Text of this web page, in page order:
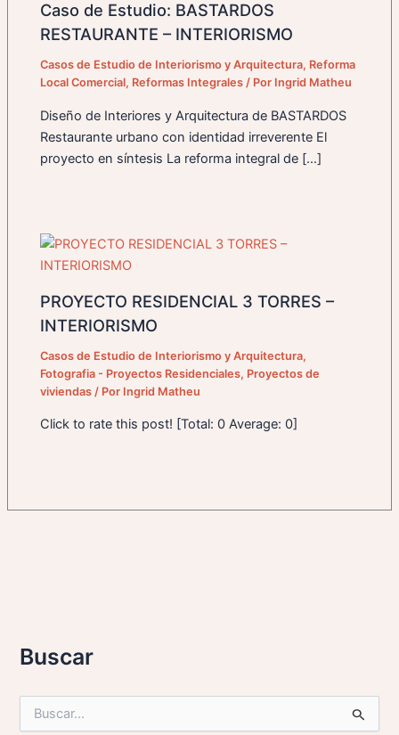
Caso de Estudio: BASTARDOS
RESTAURANTE – INTERIORISMO
Casos de Estudio de Interiorismo y Arquitectura, Reforma
Local Comercial, Reformas Integrales / Por Ingrid Matheu
Diseño de Interiores y Arquitectura de BASTARDOS
Restaurante urbano con identidad irreverente El
proyecto en síntesis La reforma integral de […]
PROYECTO RESIDENCIAL 3 TORRES –
INTERIORISMO
Casos de Estudio de Interiorismo y Arquitectura,
Fotografia - Proyectos Residenciales, Proyectos de
viviendas / Por Ingrid Matheu
Click to rate this post! [Total: 0 Average: 0]
Buscar